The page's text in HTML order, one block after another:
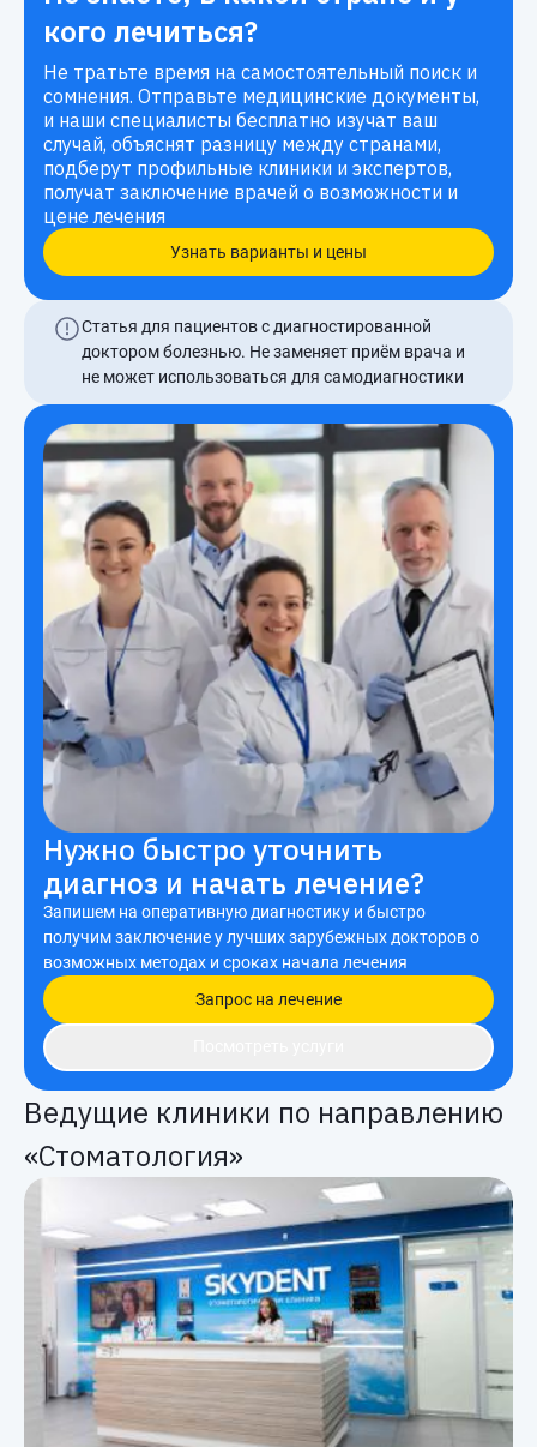
кого лечиться?
Не тратьте время на самостоятельный поиск и
сомнения. Отправьте медицинские документы,
и наши специалисты бесплатно изучат ваш
случай, объяснят разницу между странами,
подберут профильные клиники и экспертов,
получат заключение врачей о возможности и
цене лечения
Узнать варианты и цены
Статья для пациентов с диагностированной
доктором болезнью. Не заменяет приём врача и
не может использоваться для самодиагностики
Нужно быстро уточнить
диагноз и начать лечение?
Запишем на оперативную диагностику и быстро
получим заключение у лучших зарубежных докторов о
возможных методах и сроках начала лечения
Запрос на лечение
Ведущие клиники по направлению
«Стоматология»